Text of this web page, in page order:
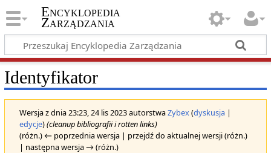
Encyklopedia
Zarządzania
Identyfikator
Wersja z dnia 23:23, 24 lis 2023 autorstwaZybex(dyskusja|
edycje)(cleanup bibliografii i rotten links)
(różn.) ← poprzednia wersja | przejdź do aktualnej wersji (różn.)
| następna wersja → (różn.)